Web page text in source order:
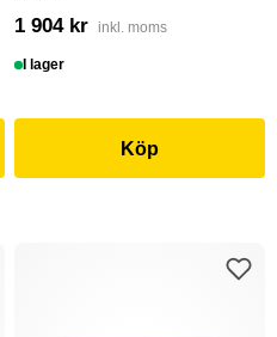
1 904 kr inkl. moms
I lager
Köp